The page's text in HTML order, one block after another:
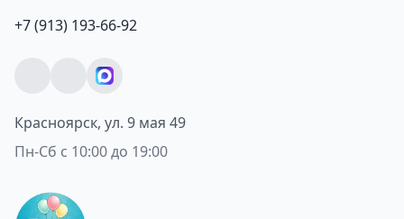
+7 (913) 193-66-92
Красноярск, ул. 9 мая 49
Пн-Сб с 10:00 до 19:00